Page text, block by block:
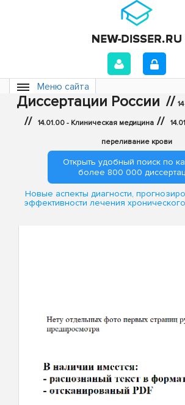
Меню сайта
Диссертации России //
// 14.01.00 - Клиническая медицина //
переливание крови
Открыть удобный поиск по
более 800 000
Новые аспекты диагности,
эффективности лечения